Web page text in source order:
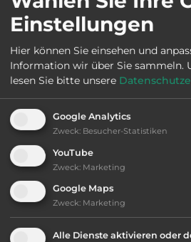
Straße:
E-Mail:
www.hareid.kommune.no/
Öffnungszeiten:
Einstellungen
Hier können Sie einsehen und
Information wir über Sie sammeln.
lesen Sie bitte unsere
Google Analytics
Zweck: Besucher-Statistiken
YouTube
Zweck: Marketing
Google Maps
Zweck: Marketing
Alle Dienste aktivieren oder